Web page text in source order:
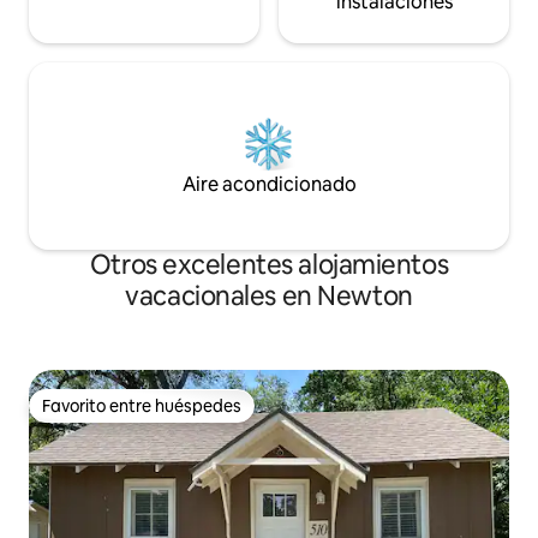
Aire acondicionado
Otros excelentes alojamientos
vacacionales en Newton
Favorito entre huéspedes
Favorito entre huéspedes